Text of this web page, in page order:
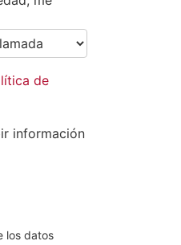
de
información
los datos